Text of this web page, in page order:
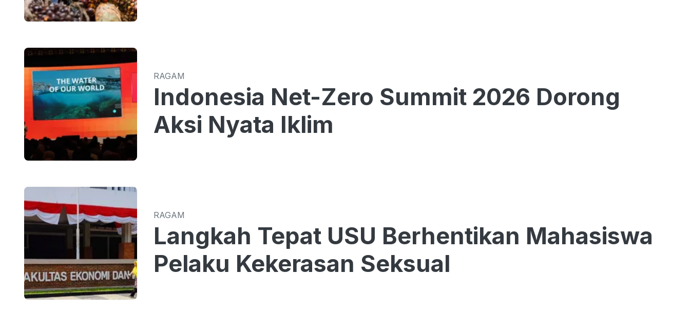
RAGAM
Indonesia Net-Zero Summit 2026 Dorong
Aksi Nyata Iklim
RAGAM
Langkah Tepat USU Berhentikan Mahasiswa
Pelaku Kekerasan Seksual